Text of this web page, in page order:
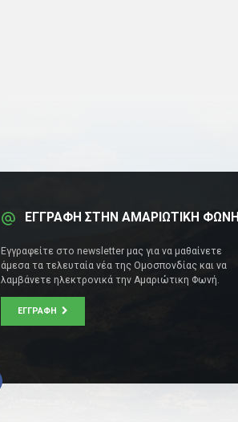
ΕΓΓΡΑΦΗ ΣΤΗΝ ΑΜΑΡΙΩΤΙΚΗ ΦΩΝΗ
Εγγραφείτε στο newsletter μας για να μαθαίνετε
άμεσα τα τελευταία νέα της Ομοσπονδίας και να
λαμβάνετε ηλεκτρονικά την Αμαριώτικη Φωνή.
ΕΓΓΡΑΦΉ